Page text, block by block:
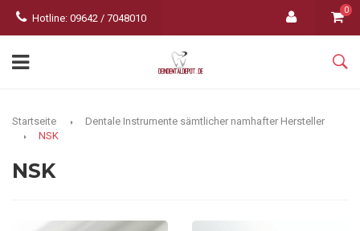
Hotline: 09642 / 7048010
0
Startseite
Dentale Instrumente sämtlicher namhafter Hersteller
NSK
NSK